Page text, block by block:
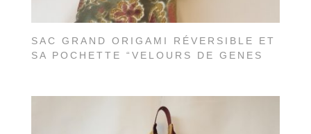
SAC GRAND ORIGAMI RÉVERSIBLE ET
SA POCHETTE “VELOURS DE GENES